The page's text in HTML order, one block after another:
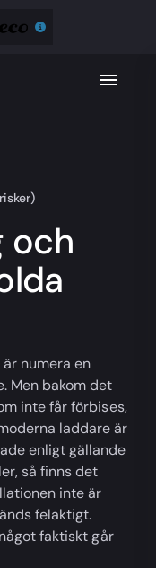
och
är numera en
Men bakom det
inte får förbises,
laddare är
enligt gällande
så finns det
inte är
felaktigt.
faktiskt går